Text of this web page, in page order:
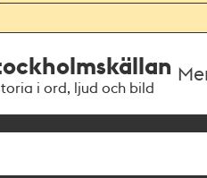
i ord, ljud och bild